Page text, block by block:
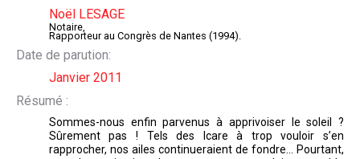
Noël LESAGE
Notaire,
Rapporteur au Congrès de Nantes (1994).
Date de parution:
Janvier 2011
Résumé :
Sommes-nous enfin parvenus à apprivoiser le soleil ?
Sûrement pas ! Tels des Icare à trop vouloir s’en
rapprocher, nos ailes continueraient de fondre… Pourtant,